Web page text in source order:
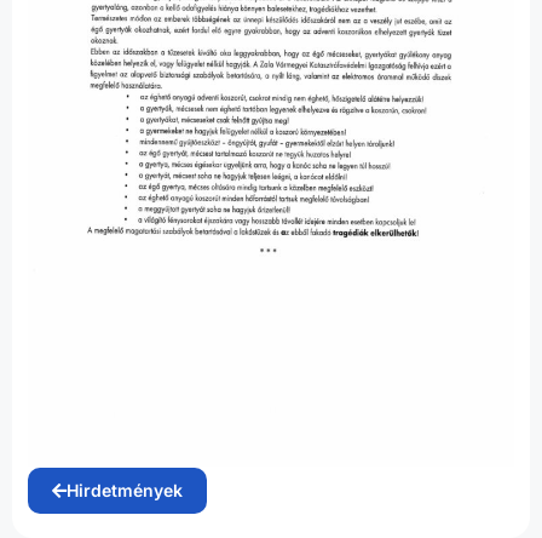
Hirdetmények